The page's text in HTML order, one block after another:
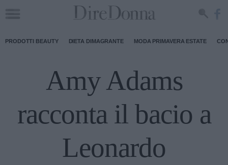
PRODOTTI BEAUTY DIETA DIMAGRANTE MODA PRIMAVERA ESTATE
Amy Adams
racconta il bacio a
Leonardo